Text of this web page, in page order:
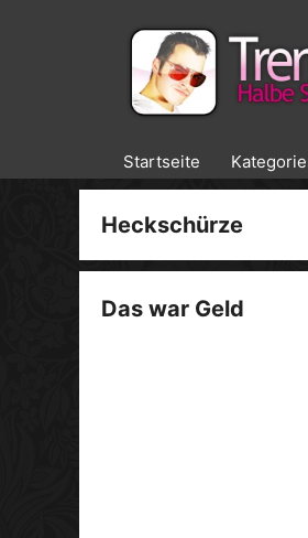
Startseite
Heckschürze
Das war Geld